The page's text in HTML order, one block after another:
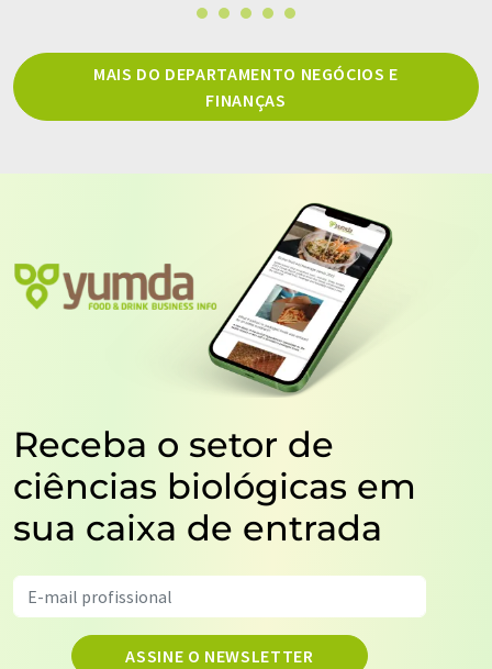
MAIS DO DEPARTAMENTO NEGÓCIOS E
FINANÇAS
Receba o setor de
ciências biológicas em
sua caixa de entrada
ASSINE O NEWSLETTER